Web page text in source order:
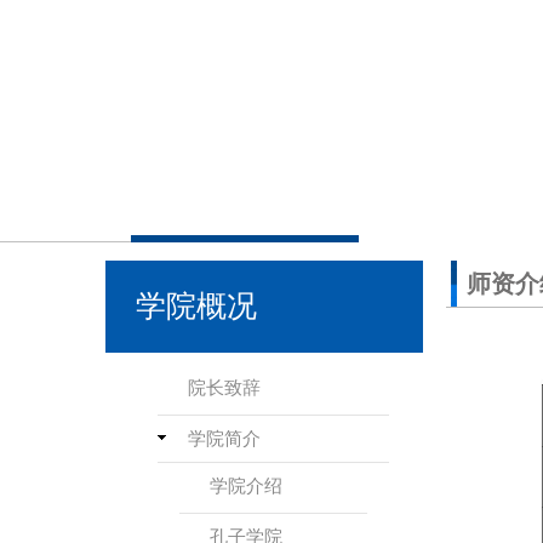
学院概况
院长致辞
学院简介
学院介绍
孔子学院
师资